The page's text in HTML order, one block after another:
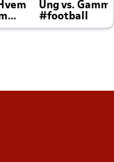
Ung vs.
#football